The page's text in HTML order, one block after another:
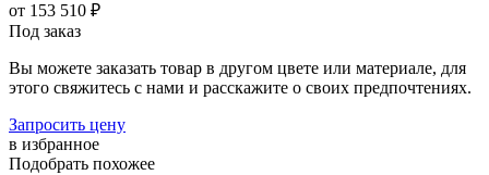
от 153 510 ₽
Под заказ
Вы можете заказать товар в другом цвете или материале, для
этого свяжитесь с нами и расскажите о своих предпочтениях.
Запросить цену
в избранное
Подобрать похожее